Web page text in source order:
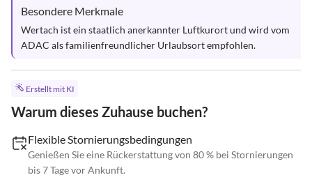
Besondere Merkmale
Wertach ist ein staatlich anerkannter Luftkurort und wird vom
ADAC als familienfreundlicher Urlaubsort empfohlen.
Erstellt mit KI
Warum dieses Zuhause buchen?
Flexible Stornierungsbedingungen
Genießen Sie eine Rückerstattung von 80 % bei Stornierungen
bis 7 Tage vor Ankunft.